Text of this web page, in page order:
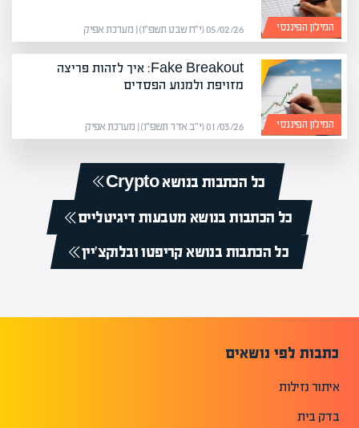
המילון הפיננסי 05/02/26 (י״ח שבט תשפ״ו) | מערכת אפיק
המילון הפיננסי
Fake Breakout: איך לזהות פריצה
מזויפת ולמנוע הפסדים
01/03/26 (י״ב אדר תשפ״ו) | מערכת אפיק
כל הכתבות בנושא Crypto
כל הכתבות בנושא מטבעות דיגיטליים
כל הכתבות בנושא קריפטו ובלוקצ'יין
כתבות לפי נושאים
איתור נזילות
בדק בית